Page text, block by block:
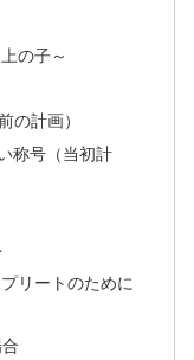
の子～
の計画）
称号（当初計
リートのために